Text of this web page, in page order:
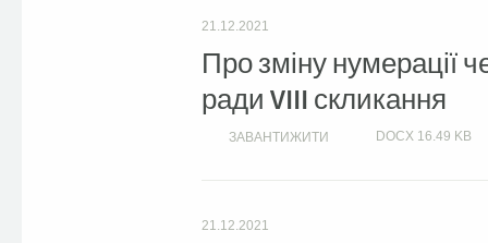
21.12.2021
Про зміну нумерації
ради VIII скликання
ЗАВАНТИЖИТИ DOCX 16.49 KB
21.12.2021